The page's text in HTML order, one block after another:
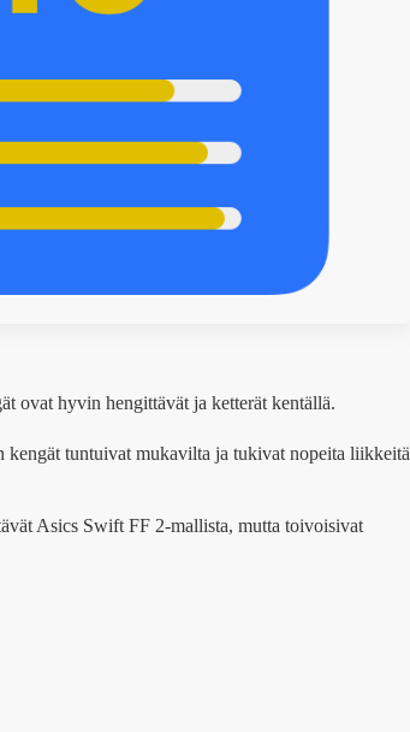
ovat hyvin hengittävät ja ketterät kentällä.
kengät tuntuivat mukavilta ja tukivat nopeita liikkeitä
Asics Swift FF 2-mallista, mutta toivoisivat